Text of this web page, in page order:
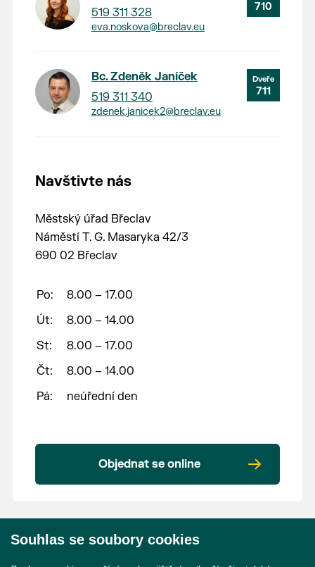
710
519 311 328
eva.noskova@breclav.eu
711
Bc. Zdeněk Janíček
519 311 340
zdenek.janicek2@breclav.eu
Navštivte nás
Městský úřad Břeclav
Náměstí T. G. Masaryka 42/3
690 02 Břeclav
Po:
8.00 – 17.00
Út:
8.00 – 14.00
St:
8.00 – 17.00
Čt:
8.00 – 14.00
Pá:
neúřední den
Objednat se online
Souhlas se soubory cookies